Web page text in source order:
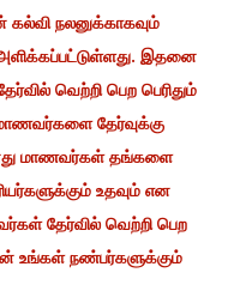
கல்வி நலனுக்காகவும்
இதனை
வெற்றி பெற பெரிதும்
தேர்வுக்கு
மாணவர்கள் தங்களை
உதவும் என
தேர்வில் வெற்றி பெற
உங்கள் நண்பர்களுக்கும்